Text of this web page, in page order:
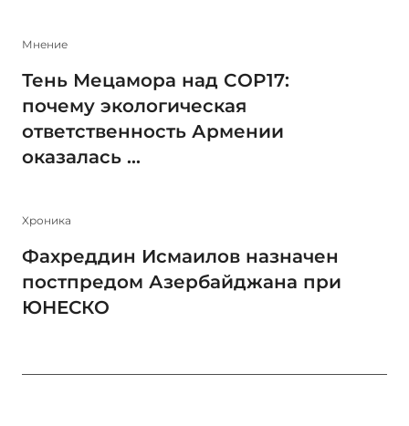
Мнение
Тень Мецамора над COP17:
почему экологическая
ответственность Армении
оказалась ...
Xроника
Фахреддин Исмаилов назначен
постпредом Азербайджана при
ЮНЕСКО